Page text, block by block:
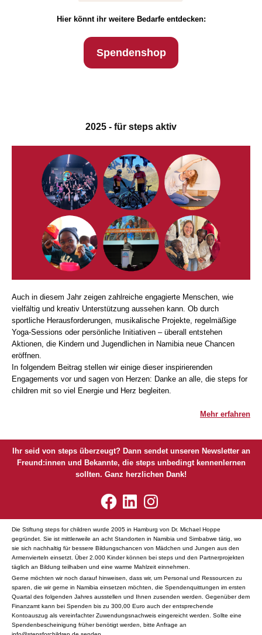
Hier könnt ihr weitere Bedarfe entdecken:
Spendenshop
2025 - für steps aktiv
Auch in diesem Jahr zeigen zahlreiche engagierte Menschen, wie
vielfältig und kreativ Unterstützung aussehen kann. Ob durch
sportliche Herausforderungen, musikalische Projekte, regelmäßige
Yoga‑Sessions oder persönliche Initiativen – überall entstehen
Aktionen, die Kindern und Jugendlichen in Namibia neue Chancen
eröffnen.
In folgendem Beitrag stellen wir einige dieser inspirierenden
Engagements vor und sagen von Herzen: Danke an alle, die steps for
children mit so viel Energie und Herz begleiten.
Mehr erfahren
Ihr seid von steps überzeugt? Dann sendet unseren Newsletter an
Freund:innen und Bekannte, die steps unbedingt kennenlernen
sollten. Ganz herzlichen Dank!
Die Stiftung steps for children wurde 2005 in Hamburg von Dr. Michael Hoppe
gegründet. Sie ist mittlerweile an acht Standorten in Namibia und Simbabwe tätig, wo
sie sich nachhaltig für bessere Bildungschancen von Mädchen und Jungen aus den
Armenvierteln einsetzt. Über 2.000 Kinder können bei steps und den Partnerprojekten
täglich an Bildung teilhaben und eine warme Mahlzeit einnehmen.
Gerne möchten wir noch darauf hinweisen, dass wir, um Personal und Ressourcen zu
sparen, die wir gerne in Namibia einsetzen möchten, die Spendenquittungen im ersten
Quartal des folgenden Jahres ausstellen und Ihnen zusenden werden. Gegenüber dem
Finanzamt kann bei Spenden bis zu 300,00 Euro auch der entsprechende
Kontoauszug als vereinfachter Zuwendungsnachweis eingereicht werden. Sollte eine
Spendenbescheinigung früher benötigt werden, bitte Anfrage an